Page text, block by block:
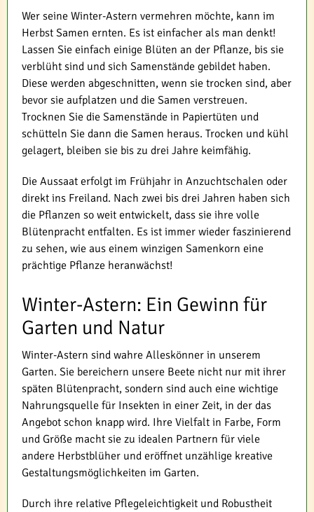
Wer seine Winter-Astern vermehren möchte, kann im
Herbst Samen ernten. Es ist einfacher als man denkt!
Lassen Sie einfach einige Blüten an der Pflanze, bis sie
verblüht sind und sich Samenstände gebildet haben.
Diese werden abgeschnitten, wenn sie trocken sind, aber
bevor sie aufplatzen und die Samen verstreuen.
Trocknen Sie die Samenstände in Papiertüten und
schütteln Sie dann die Samen heraus. Trocken und kühl
gelagert, bleiben sie bis zu drei Jahre keimfähig.
Die Aussaat erfolgt im Frühjahr in Anzuchtschalen oder
direkt ins Freiland. Nach zwei bis drei Jahren haben sich
die Pflanzen so weit entwickelt, dass sie ihre volle
Blütenpracht entfalten. Es ist immer wieder faszinierend
zu sehen, wie aus einem winzigen Samenkorn eine
prächtige Pflanze heranwächst!
Winter-Astern: Ein Gewinn für
Garten und Natur
Winter-Astern sind wahre Alleskönner in unserem
Garten. Sie bereichern unsere Beete nicht nur mit ihrer
späten Blütenpracht, sondern sind auch eine wichtige
Nahrungsquelle für Insekten in einer Zeit, in der das
Angebot schon knapp wird. Ihre Vielfalt in Farbe, Form
und Größe macht sie zu idealen Partnern für viele
andere Herbstblüher und eröffnet unzählige kreative
Gestaltungsmöglichkeiten im Garten.
Durch ihre relative Pflegeleichtigkeit und Robustheit